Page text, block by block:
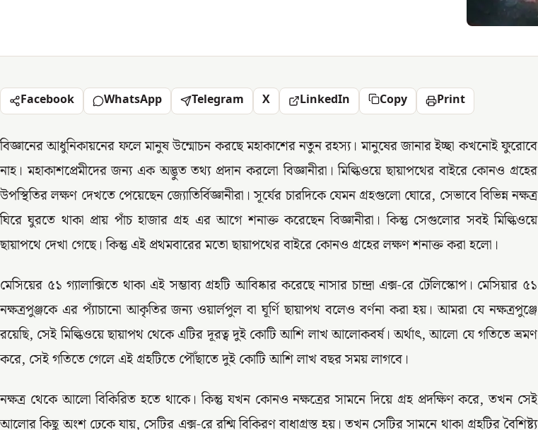
Facebook WhatsApp Telegram X LinkedIn Copy Print
বিজ্ঞানের আধুনিকায়নের ফলে মানুষ উন্মোচন করছে মহাকাশের নতুন রহস্য। মানুষের জানার ইচ্ছা কখনোই ফুরোবে
নাহ। মহাকাশপ্রেমীদের জন্য এক অদ্ভুত তথ্য প্রদান করলো বিজ্ঞানীরা। মিল্কিওয়ে ছায়াপথের বাইরে কোনও গ্রহের
উপস্থিতির লক্ষণ দেখতে পেয়েছেন জ্যোতির্বিজ্ঞানীরা। সূর্যের চারদিকে যেমন গ্রহগুলো ঘোরে, সেভাবে বিভিন্ন নক্ষত্র
ঘিরে ঘুরতে থাকা প্রায় পাঁচ হাজার গ্রহ এর আগে শনাক্ত করেছেন বিজ্ঞানীরা। কিন্তু সেগুলোর সবই মিল্কিওয়ে
ছায়াপথে দেখা গেছে। কিন্তু এই প্রথমবারের মতো ছায়াপথের বাইরে কোনও গ্রহের লক্ষণ শনাক্ত করা হলো।
মেসিয়ের ৫১ গ্যালাক্সিতে থাকা এই সম্ভাব্য গ্রহটি আবিষ্কার করেছে নাসার চান্দ্রা এক্স-রে টেলিস্কোপ। মেসিয়ার ৫১
নক্ষত্রপুঞ্জকে এর প্যাঁচানো আকৃতির জন্য ওয়ার্লপুল বা ঘূর্ণি ছায়াপথ বলেও বর্ণনা করা হয়। আমরা যে নক্ষত্রপুঞ্জে
রয়েছি, সেই মিল্কিওয়ে ছায়াপথ থেকে এটির দূরত্ব দুই কোটি আশি লাখ আলোকবর্ষ। অর্থাৎ, আলো যে গতিতে ভ্রমণ
করে, সেই গতিতে গেলে এই গ্রহটিতে পৌঁছাতে দুই কোটি আশি লাখ বছর সময় লাগবে।
নক্ষত্র থেকে আলো বিকিরিত হতে থাকে। কিন্তু যখন কোনও নক্ষত্রের সামনে দিয়ে গ্রহ প্রদক্ষিণ করে, তখন সেই
আলোর কিছু অংশ ঢেকে যায়, সেটির এক্স-রে রশ্মি বিকিরণ বাধাগ্রস্ত হয়। তখন সেটির সামনে থাকা গ্রহটির বৈশিষ্ট্য